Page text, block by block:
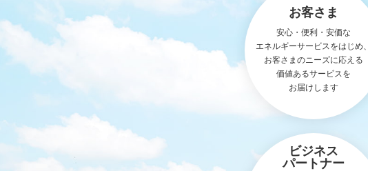
お客さま
安心・便利・安価な
エネルギーサービスをはじめ、
お客さまのニーズに応える
価値あるサービスを
お届けします
ビジネス
パートナー